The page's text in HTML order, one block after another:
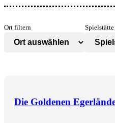
Ort filtern
Die Goldenen